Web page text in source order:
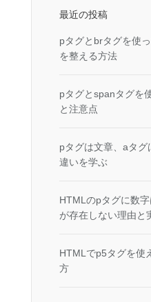
最近の投稿
pタグとbrタグを使
を整える方法
pタグとspanタグを
と注意点
pタグは文章、aタ
違いを学ぶ
HTMLのpタグに数
が存在しない理由と
HTMLでp5タグを使
方